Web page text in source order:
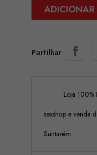
Partilhar
Loja 100%
sexshop e venda
Santarém